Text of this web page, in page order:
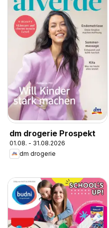
dm drogerie Prospekt
01.08. - 31.08.2026
dm drogerie